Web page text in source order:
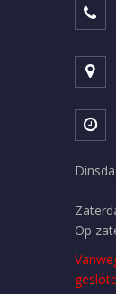
Op